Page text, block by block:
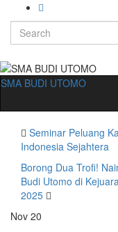
Search
for:
SMA BUDI UTOMO
Seminar Peluang
Indonesia Sejahtera
Borong Dua Trofi!
Budi Utomo di
2025
Nov 20